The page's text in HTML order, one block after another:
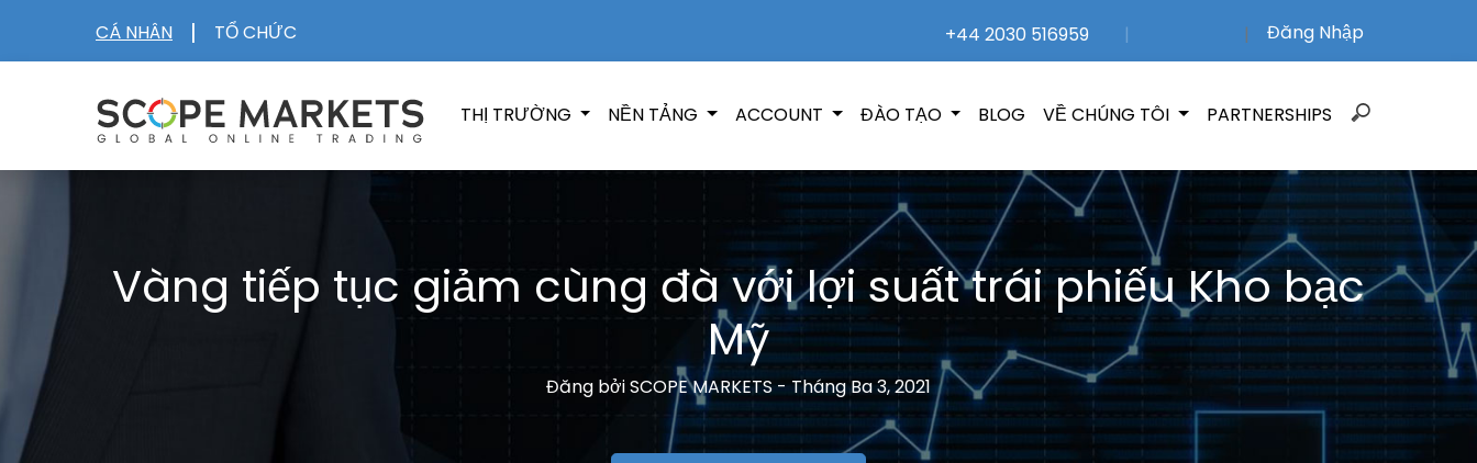
content
CÁ NHÂN | TỔ CHỨC +44 2030 516959 | | Đăng Nhập
THỊ TRƯỜNG NỀN TẢNG ACCOUNT ĐÀO TẠO BLOG VỀ CHÚNG TÔI PARTNERSHIPS
Search
for:
Vàng tiếp tục giảm cùng đà với lợi suất trái phiếu Kho bạc
Mỹ
Đăng bởiSCOPE MARKETS -Tháng Ba 3, 2021